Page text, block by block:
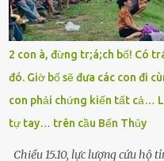
thì tăng ga tránh xa như né
như một kẻ mất trí. Vô ích.
tôi chỉ có một lựa chọn duy
rút tờ giấy báo dự thi nhét túi
Chạy không ngừng. Qua ngã...
2 con à, đừng tr;á;ch bố! Có
đó. Giờ bố sẽ đưa các con đi
con phải chứng kiến tất cả…
tự tay… trên cầu Bến Thủy
Chiều 15.10, lực lượng cứu hộ